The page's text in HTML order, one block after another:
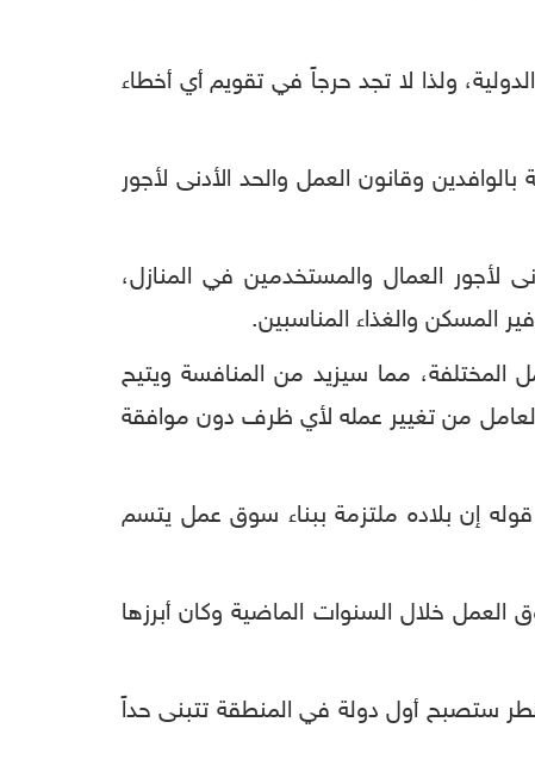
ولذا لا تجد حرجاً في تقويم أي أخطاء
وقانون العمل والحد الأدنى لأجور
الجديدة أقرت مبلغ ألف ريال قطري (275 دولاراً) الحد الأدنى لأجور العمال والمستخدمين في المنازل،
المختلفة، مما سيزيد من المنافسة ويتيح
من تغيير عمله لأي ظرف دون موافقة
قوله إن بلاده ملتزمة ببناء سوق عمل يتسم
خلال السنوات الماضية وكان أبرزها
قطر ستصبح أول دولة في المنطقة تتبنى حداً